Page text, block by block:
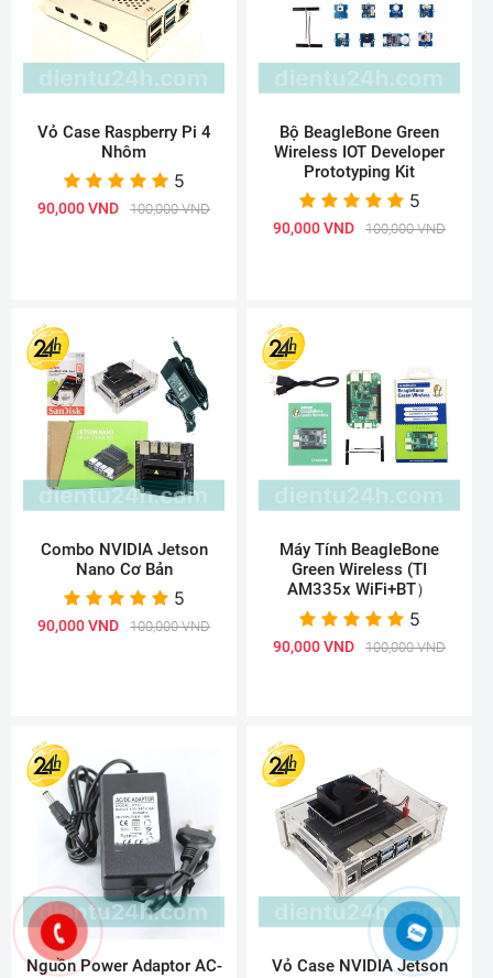
Vỏ Case Raspberry Pi 4
Nhôm
5
90,000 VND 100,000 VND
Bộ BeagleBone Green
Wireless IOT Developer
Prototyping Kit
5
90,000 VND 100,000 VND
Combo NVIDIA Jetson
Nano Cơ Bản
5
90,000 VND 100,000 VND
Máy Tính BeagleBone
Green Wireless (TI
AM335x WiFi+BT）
5
90,000 VND 100,000 VND
Nguồn Power Adaptor AC-
Vỏ Case NVIDIA Jetson